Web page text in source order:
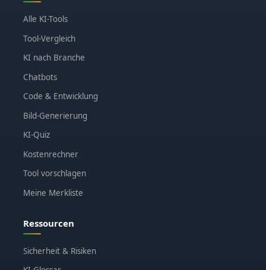
Alle KI-Tools
Tool-Vergleich
KI nach Branche
Chatbots
Code & Entwicklung
Bild-Generierung
KI-Quiz
Kostenrechner
Tool vorschlagen
Meine Merkliste
Ressourcen
Sicherheit & Risiken